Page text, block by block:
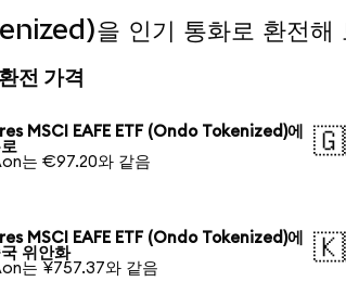
을 인기 통화로 환전해
전 가격
MSCI EAFE ETF (Ondo Tokenized)에
는 €97.20와 같음
MSCI EAFE ETF (Ondo Tokenized)에
위안화
는 ¥757.37와 같음